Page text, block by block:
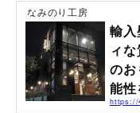
なみのり工房
輸入
ィ
のお
能
https://